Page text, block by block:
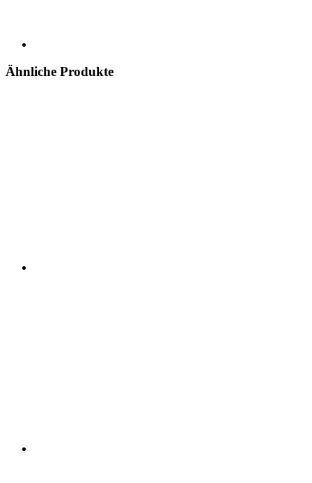
Ähnliche Produkte